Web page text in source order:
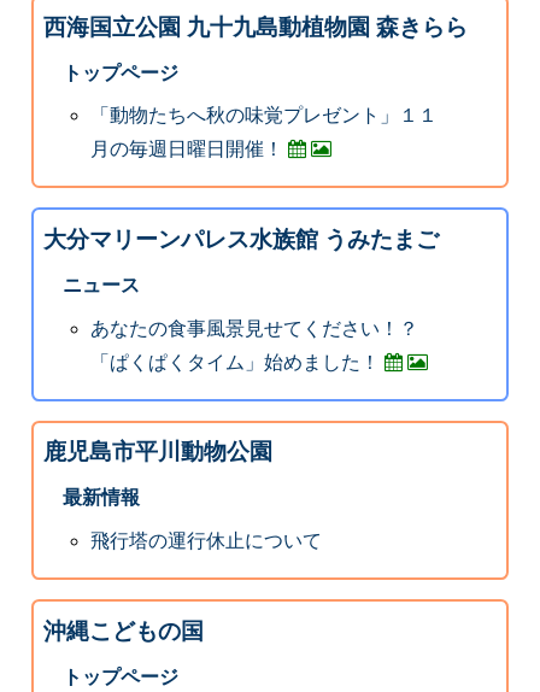
西海国立公園 九十九島動植物園 森きらら
トップページ
「動物たちへ秋の味覚プレゼント」１１
月の毎週日曜日開催！
大分マリーンパレス水族館 うみたまご
ニュース
あなたの食事風景見せてください！？
「ぱくぱくタイム」始めました！
鹿児島市平川動物公園
最新情報
飛行塔の運行休止について
沖縄こどもの国
トップページ